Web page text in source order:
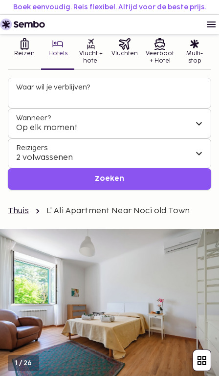
Boek eenvoudig. Reis flexibel. Altijd voor de beste prijs.
Reizen Hotels
Vlucht +
hotel
Vluchten
Veerboot
+ Hotel
Multi-
stop
Waar wil je verblijven?
Wanneer?
Op elk moment
Reizigers
2 volwassenen
Zoeken
Thuis L' Ali Apartment Near Noci old Town
1/26